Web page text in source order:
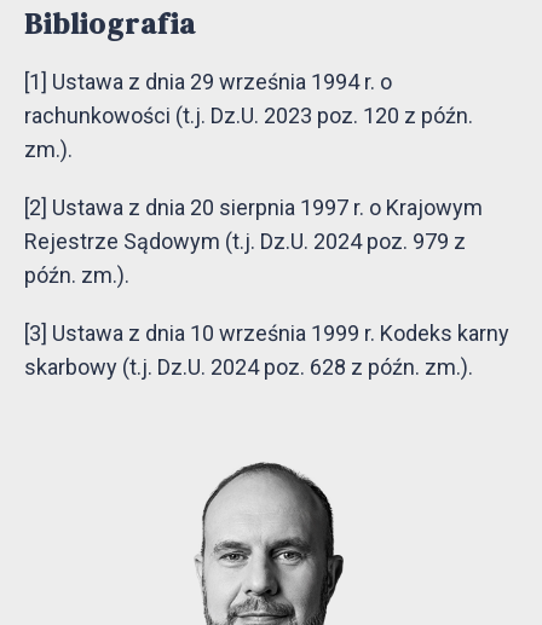
Bibliografia
[1] Ustawa z dnia 29 września 1994 r. o
rachunkowości (t.j. Dz.U. 2023 poz. 120 z późn.
zm.).
[2] Ustawa z dnia 20 sierpnia 1997 r. o Krajowym
Rejestrze Sądowym (t.j. Dz.U. 2024 poz. 979 z
późn. zm.).
[3] Ustawa z dnia 10 września 1999 r. Kodeks karny
skarbowy (t.j. Dz.U. 2024 poz. 628 z późn. zm.).